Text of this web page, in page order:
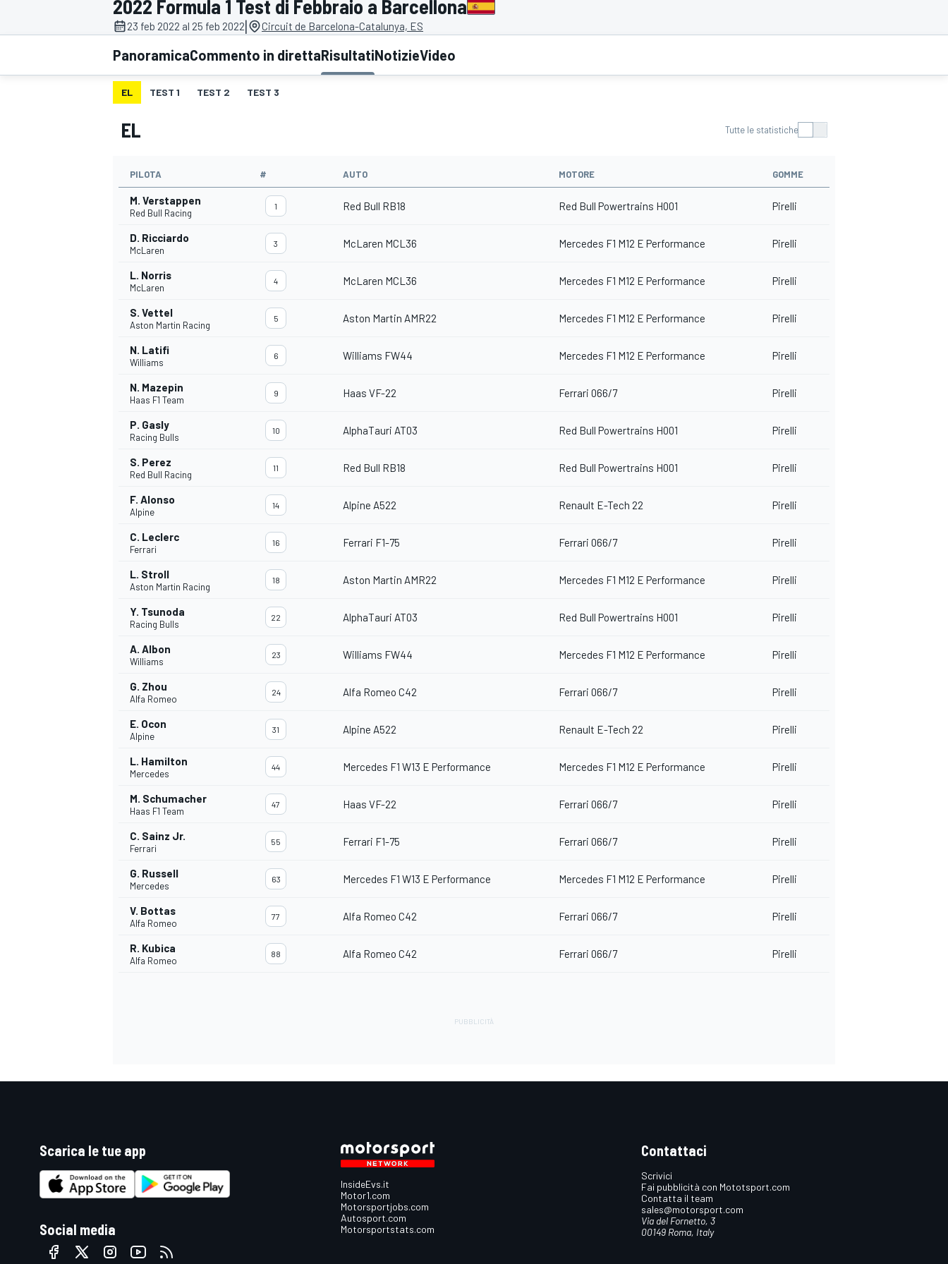
MOTOGP WEC
WRC
MONOPOSTO
ENDURANCE/GT
2022 Formula 1 Test di Febbraio a Barcellona
23 feb 2022 al 25 feb 2022| Circuit de Barcelona-Catalunya, ES
PanoramicaCommento in direttaRisultatiNotizieVideo
EL TEST 1 TEST 2 TEST 3
EL Tutte le statistiche
PILOTA # AUTO MOTORE GOMME
M. Verstappen
Red Bull Racing
1 Red Bull RB18 Red Bull Powertrains H001 Pirelli
D. Ricciardo
McLaren
3 McLaren MCL36 Mercedes F1 M12 E Performance Pirelli
L. Norris
McLaren
4 McLaren MCL36 Mercedes F1 M12 E Performance Pirelli
S. Vettel
Aston Martin Racing
5 Aston Martin AMR22 Mercedes F1 M12 E Performance Pirelli
N. Latifi
Williams
6 Williams FW44 Mercedes F1 M12 E Performance Pirelli
N. Mazepin
Haas F1 Team
9 Haas VF-22 Ferrari 066/7 Pirelli
P. Gasly
Racing Bulls
10 AlphaTauri AT03 Red Bull Powertrains H001 Pirelli
S. Perez
Red Bull Racing
11 Red Bull RB18 Red Bull Powertrains H001 Pirelli
F. Alonso
Alpine
14 Alpine A522 Renault E-Tech 22 Pirelli
C. Leclerc
Ferrari
16 Ferrari F1-75 Ferrari 066/7 Pirelli
L. Stroll
Aston Martin Racing
18 Aston Martin AMR22 Mercedes F1 M12 E Performance Pirelli
Y. Tsunoda
Racing Bulls
22 AlphaTauri AT03 Red Bull Powertrains H001 Pirelli
A. Albon
Williams
23 Williams FW44 Mercedes F1 M12 E Performance Pirelli
G. Zhou
Alfa Romeo
24 Alfa Romeo C42 Ferrari 066/7 Pirelli
E. Ocon
Alpine
31 Alpine A522 Renault E-Tech 22 Pirelli
L. Hamilton
Mercedes
44 Mercedes F1 W13 E Performance Mercedes F1 M12 E Performance Pirelli
M. Schumacher
Haas F1 Team
47 Haas VF-22 Ferrari 066/7 Pirelli
C. Sainz Jr.
Ferrari
55 Ferrari F1-75 Ferrari 066/7 Pirelli
G. Russell
Mercedes
63 Mercedes F1 W13 E Performance Mercedes F1 M12 E Performance Pirelli
V. Bottas
Alfa Romeo
77 Alfa Romeo C42 Ferrari 066/7 Pirelli
R. Kubica
Alfa Romeo
88 Alfa Romeo C42 Ferrari 066/7 Pirelli
Scarica le tue app
Social media
InsideEvs.it
Motor1.com
Motorsportjobs.com
Autosport.com
Motorsportstats.com
Contattaci
Scrivici
Fai pubblicità con Mototsport.com
Contatta il team
sales@motorsport.com
Via del Fornetto, 3
00149 Roma, Italy